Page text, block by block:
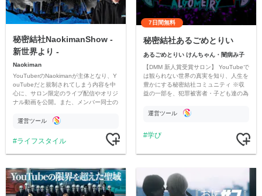
秘密結社NaokimanShow -
新世界より -
Naokiman
YouTuberのNaokimanが主体となり、Y
ouTubeだと規制されてしまう内容を中
心に、サロン限定のライブ配信やオリジ
ナル動画を公開。また、メンバー同士の
ただいています。
運営ツール
ライフスタイル
7日間無料
秘密結社あるごめとりい
あるごめとりい けんちゃん・闇病み子
【DMM 新人賞受賞サロン】 YouTubeで
は観られない世界の真実を知り、人生を
豊かにする秘密結社コミュニティ ※収
益の一部を、犯罪被害者・子ども達の為
す運営ツール
学び